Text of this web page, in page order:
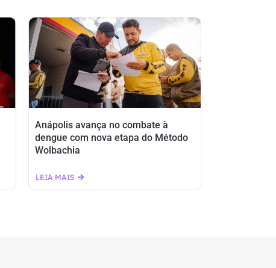
Anápolis avança no combate à
dengue com nova etapa do Método
Wolbachia
LEIA MAIS